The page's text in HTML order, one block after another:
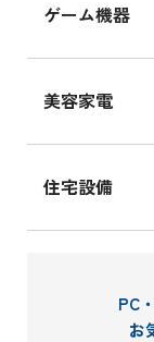
ゲーム機器
美容家電
住宅設備
PC
お